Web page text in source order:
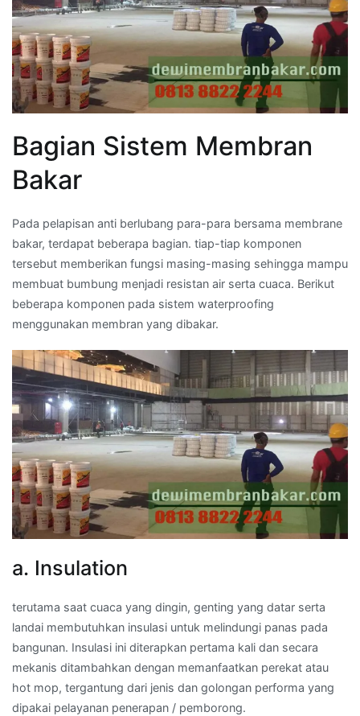
Bagian Sistem Membran
Bakar
Pada pelapisan anti berlubang para-para bersama membrane
bakar, terdapat beberapa bagian. tiap-tiap komponen
tersebut memberikan fungsi masing-masing sehingga mampu
membuat bumbung menjadi resistan air serta cuaca. Berikut
beberapa komponen pada sistem waterproofing
menggunakan membran yang dibakar.
a. Insulation
terutama saat cuaca yang dingin, genting yang datar serta
landai membutuhkan insulasi untuk melindungi panas pada
bangunan. Insulasi ini diterapkan pertama kali dan secara
mekanis ditambahkan dengan memanfaatkan perekat atau
hot mop, tergantung dari jenis dan golongan performa yang
dipakai pelayanan penerapan / pemborong.